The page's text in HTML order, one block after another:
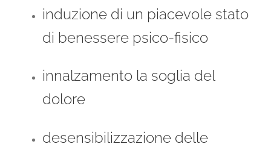
induzione di un piacevole stato
di benessere psico-fisico
innalzamento la soglia del
dolore
desensibilizzazione delle